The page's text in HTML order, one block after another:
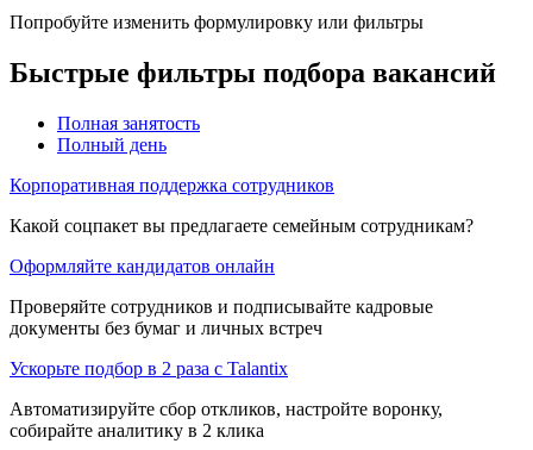
Попробуйте изменить формулировку или фильтры
Быстрые фильтры подбора вакансий
Полная занятость
Полный день
Корпоративная поддержка сотрудников
Какой соцпакет вы предлагаете семейным сотрудникам?
Оформляйте кандидатов онлайн
Проверяйте сотрудников и подписывайте кадровые
документы без бумаг и личных встреч
Ускорьте подбор в 2 раза с Talantix
Автоматизируйте сбор откликов, настройте воронку,
собирайте аналитику в 2 клика